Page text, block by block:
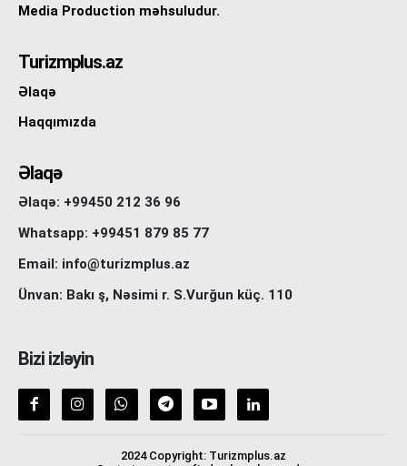
Media Production məhsuludur.
Turizmplus.az
Əlaqə
Haqqımızda
Əlaqə
Əlaqə: +99450 212 36 96
Whatsapp: +99451 879 85 77
Email: info@turizmplus.az
Ünvan: Bakı ş, Nəsimi r. S.Vurğun küç. 110
Bizi izləyin
2024 Copyright: Turizmplus.az